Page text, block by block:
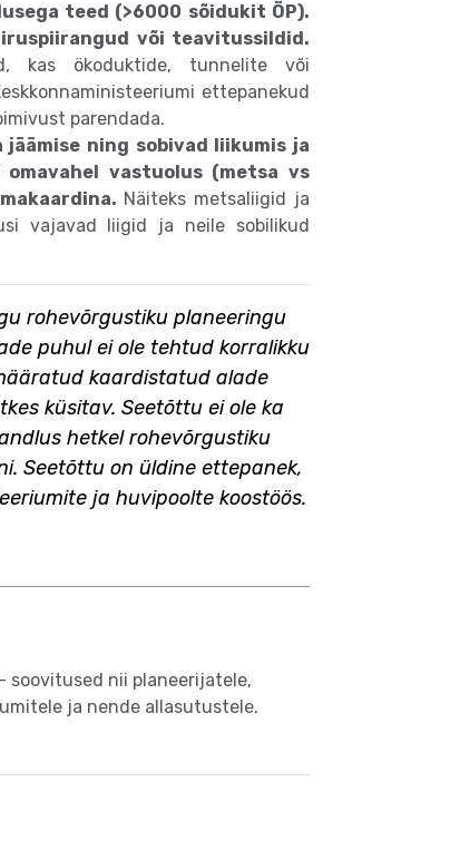
teed (>6000 sõidukit ÖP).
või teavitussildid.
kas ökoduktide, tunnelite või
ettepanekud
parendada.
ning sobivad liikumis ja
vastuolus (metsa vs
Näiteks metsaliigid ja
vajavad liigid ja neile sobilikud
rohevõrgustiku planeeringu
puhul ei ole tehtud korralikku
kaardistatud alade
küsitav. Seetõttu ei ole ka
hetkel rohevõrgustiku
Seetõttu on üldine ettepanek,
ja huvipoolte koostöös.
soovitused nii planeerijatele,
ja nende allasutustele.